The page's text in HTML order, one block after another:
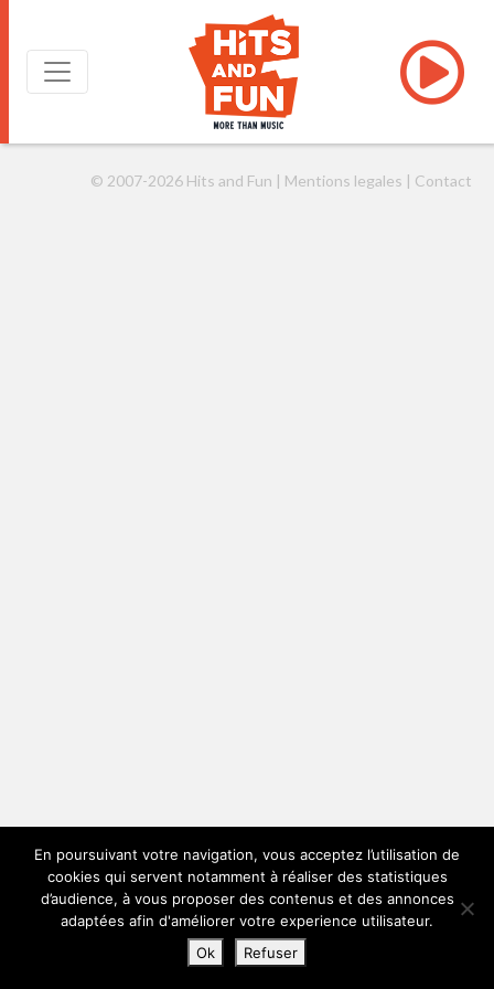
Mot Clé : maxime l
© 2007-2026 Hits and Fun | Mentions legales | Contact
En poursuivant votre navigation, vous acceptez l’utilisation de
cookies qui servent notamment à réaliser des statistiques
d’audience, à vous proposer des contenus et des annonces
adaptées afin d'améliorer votre experience utilisateur.
Ok
Refuser